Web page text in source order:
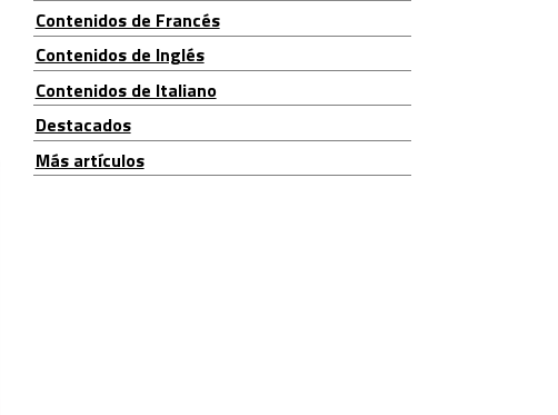
Contenidos de Francés
Contenidos de Inglés
Contenidos de Italiano
Destacados
Más artículos